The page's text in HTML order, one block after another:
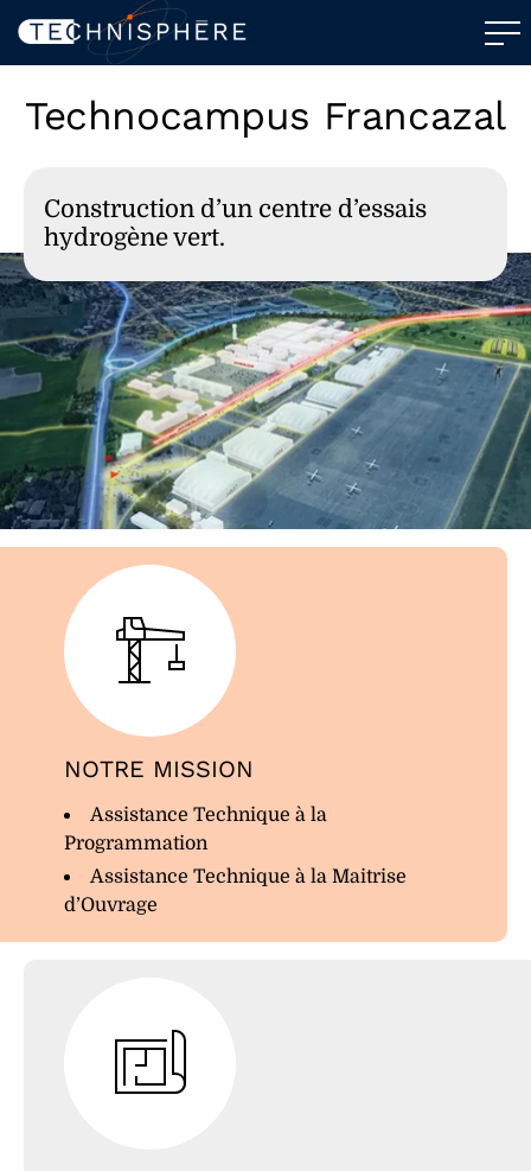
Technocampus Francazal
Construction d’un centre d’essais
hydrogène vert.
NOTRE MISSION
Assistance Technique à la
Programmation
Assistance Technique à la Maitrise
d’Ouvrage